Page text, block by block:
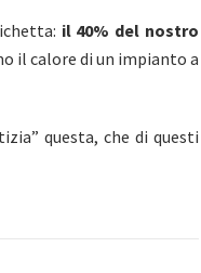
il 40% del nostro
il calore di un impianto a
questa, che di questi